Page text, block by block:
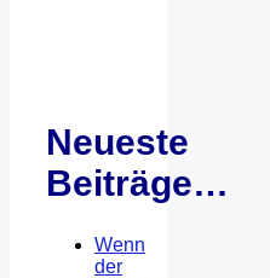
Neueste
Beiträge…
Wenn
der